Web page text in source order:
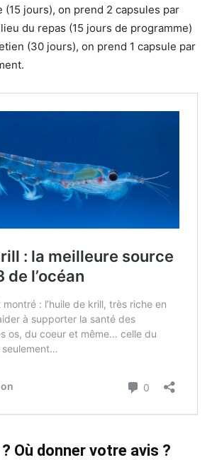
(15 jours), on prend 2 capsules par
du repas (15 jours de programme)
(30 jours), on prend 1 capsule par
Où donner votre avis ?